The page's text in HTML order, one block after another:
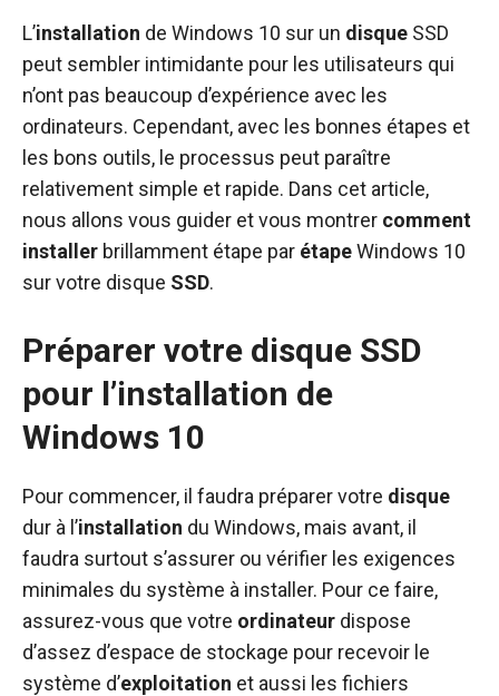
L’installation de Windows 10 sur un disque SSD
peut sembler intimidante pour les utilisateurs qui
n’ont pas beaucoup d’expérience avec les
ordinateurs. Cependant, avec les bonnes étapes et
les bons outils, le processus peut paraître
relativement simple et rapide. Dans cet article,
nous allons vous guider et vous montrer comment
installer brillamment étape par étapeWindows 10
sur votre disque SSD.
Préparer votre disque SSD
pour l’installation de
Windows 10
Pour commencer, il faudra préparer votre disque
dur à l’installation du Windows, mais avant, il
faudra surtout s’assurer ou vérifier les exigences
minimales du système à installer. Pour ce faire,
assurez-vous que votre ordinateur dispose
d’assez d’espace de stockage pour recevoir le
système d’exploitation et aussi les fichiers